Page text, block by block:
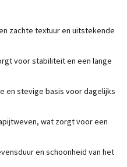
zachte textuur en uitstekende
voor stabiliteit en een lange
en stevige basis voor dagelijks
wat zorgt voor een
en schoonheid van het